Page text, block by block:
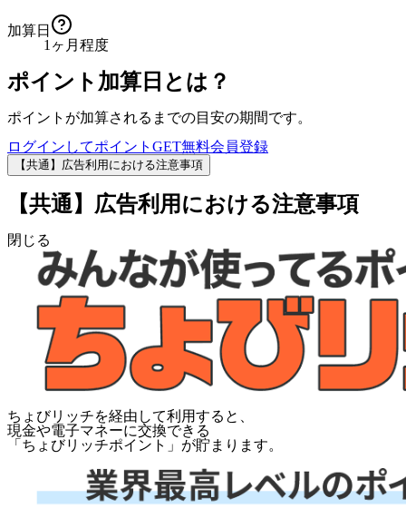
加算日
1ヶ月程度
ポイント加算日とは？
ポイントが加算されるまでの目安の期間です。
ログインしてポイントGET無料会員登録
【共通】広告利用における注意事項
【共通】広告利用における注意事項
閉じる
ちょびリッチを経由して利用すると、
現金や電子マネーに交換できる
「 ちょびリッチポイント 」が貯まります。